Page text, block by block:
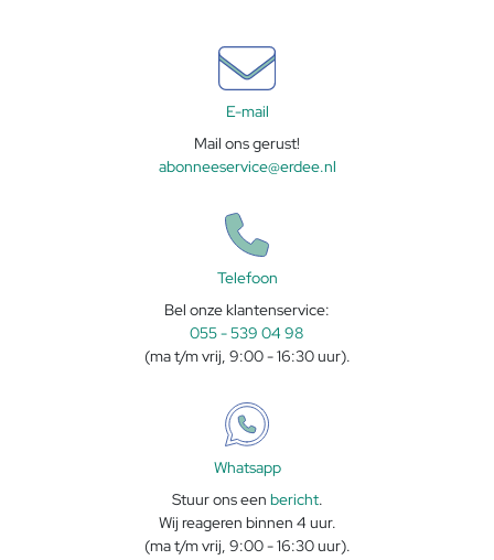
E-mail
Mail ons gerust!
abonneeservice@erdee.nl
Telefoon
Bel onze klantenservice:
055 - 539 04 98
(ma t/m vrij, 9:00 - 16:30 uur).
Whatsapp
Stuur ons een bericht.
Wij reageren binnen 4 uur.
(ma t/m vrij, 9:00 - 16:30 uur).